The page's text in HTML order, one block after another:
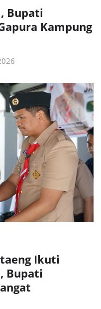
Bupati
Kampung
Ikuti
Bupati